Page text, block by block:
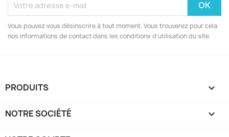
Vous pouvez vous désinscrire à tout moment. Vous trouverez pour cela
nos informations de contact dans les conditions d'utilisation du site.
PRODUITS 
NOTRE SOCIÉTÉ 